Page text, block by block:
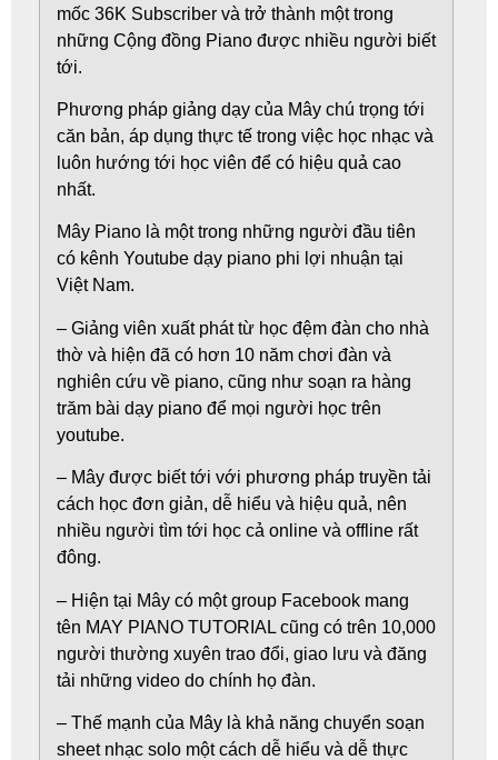
mốc 36K Subscriber và trở thành một trong
những Cộng đồng Piano được nhiều người biết
tới.
Phương pháp giảng dạy của Mây chú trọng tới
căn bản, áp dụng thực tế trong việc học nhạc và
luôn hướng tới học viên để có hiệu quả cao
nhất.
Mây Piano là một trong những người đầu tiên
có kênh Youtube dạy piano phi lợi nhuận tại
Việt Nam.
– Giảng viên xuất phát từ học đệm đàn cho nhà
thờ và hiện đã có hơn 10 năm chơi đàn và
nghiên cứu về piano, cũng như soạn ra hàng
trăm bài dạy piano để mọi người học trên
youtube.
– Mây được biết tới với phương pháp truyền tải
cách học đơn giản, dễ hiểu và hiệu quả, nên
nhiều người tìm tới học cả online và offline rất
đông.
– Hiện tại Mây có một group Facebook mang
tên MAY PIANO TUTORIAL cũng có trên 10,000
người thường xuyên trao đổi, giao lưu và đăng
tải những video do chính họ đàn.
– Thế mạnh của Mây là khả năng chuyển soạn
sheet nhạc solo một cách dễ hiểu và dễ thực